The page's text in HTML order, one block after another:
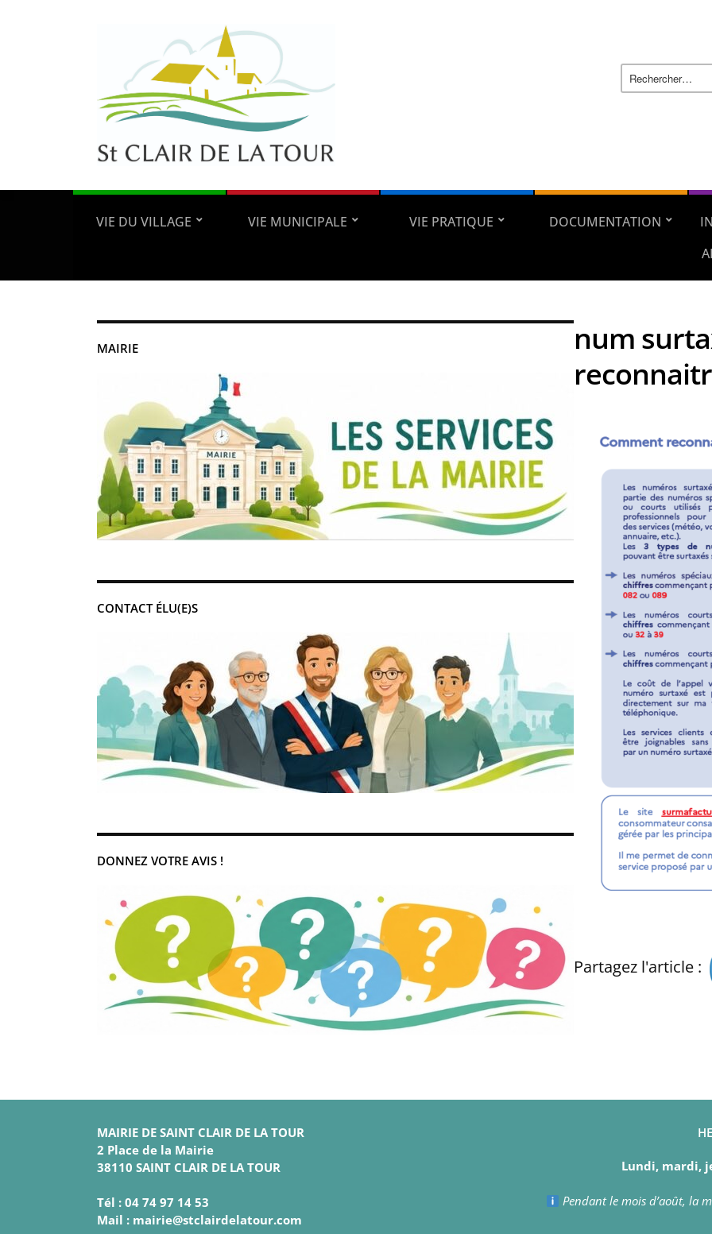
VIE DU VILLAGE VIE MUNICIPALE VIE PRATIQUE DOCUMENTATION
MAIRIE
CONTACT ÉLU(E)S
DONNEZ VOTRE AVIS !
num
Partagez l'article :
MAIRIE DE SAINT CLAIR DE LA TOUR
2 Place de la Mairie
38110 SAINT CLAIR DE LA TOUR
Tél : 04 74 97 14 53
Mail : mairie@stclairdelatour.com
Lundi, mardi,
Pendant le mois d’août, la